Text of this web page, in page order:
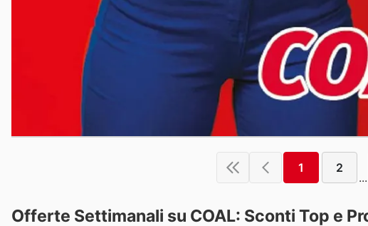
1 2
...
Offerte Settimanali su COAL: Sconti Top e